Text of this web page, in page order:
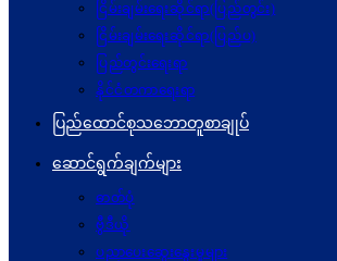
ငြိမ်းချမ်းရေးဆိုင်ရာ(ပြည်တွင်း)
ငြိမ်းချမ်းရေးဆိုင်ရာ(ပြည်ပ)
ပြည်တွင်းရေးရာ
နိုင်ငံတကာရေးရာ
ပြည်ထောင်စုသဘောတူစာချုပ်
ဆောင်ရွက်ချက်များ
ဓာတ်ပုံ
ဗွီဒီယို
ပညာပေးဆွေးနွေးမှုများ